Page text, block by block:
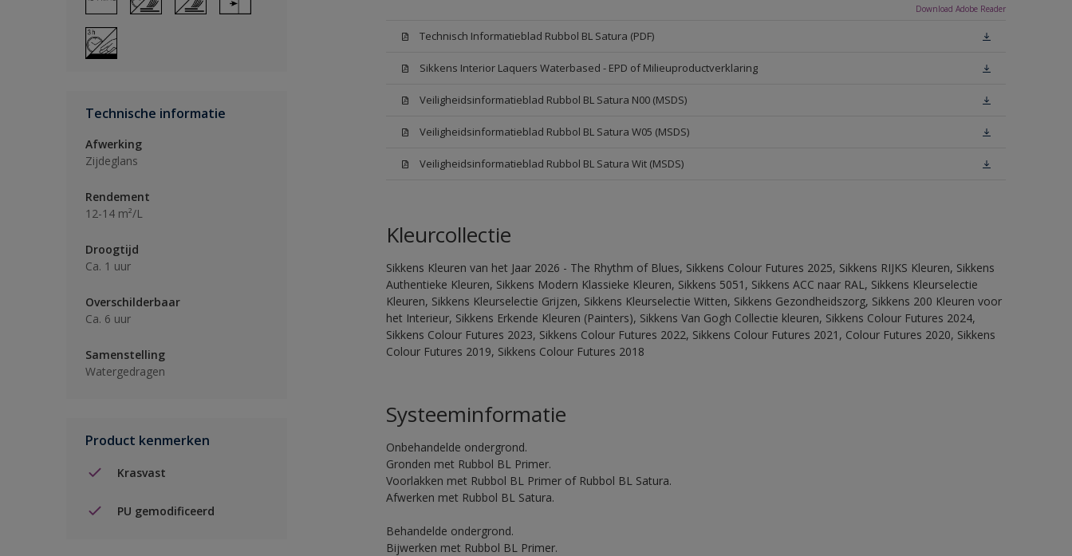
Technische informatie
Afwerking
Zijdeglans
Rendement
12-14 m²/L
Droogtijd
Ca. 1 uur
Overschilderbaar
Ca. 6 uur
Samenstelling
Watergedragen
Product kenmerken
Krasvast
PU gemodificeerd
Download Adobe Reader
Technisch Informatieblad Rubbol BL Satura (PDF)
Sikkens Interior Laquers Waterbased - EPD of Milieuproductverklaring
Veiligheidsinformatieblad Rubbol BL Satura N00 (MSDS)
Veiligheidsinformatieblad Rubbol BL Satura W05 (MSDS)
Veiligheidsinformatieblad Rubbol BL Satura Wit (MSDS)
Kleurcollectie
Sikkens Kleuren van het Jaar 2026 - The Rhythm of Blues, Sikkens Colour Futures 2025, Sikkens RIJKS Kleuren, Sikkens
Authentieke Kleuren, Sikkens Modern Klassieke Kleuren, Sikkens 5051, Sikkens ACC naar RAL, Sikkens Kleurselectie
Kleuren, Sikkens Kleurselectie Grijzen, Sikkens Kleurselectie Witten, Sikkens Gezondheidszorg, Sikkens 200 Kleuren voor
het Interieur, Sikkens Erkende Kleuren (Painters), Sikkens Van Gogh Collectie kleuren, Sikkens Colour Futures 2024,
Sikkens Colour Futures 2023, Sikkens Colour Futures 2022, Sikkens Colour Futures 2021, Colour Futures 2020, Sikkens
Colour Futures 2019, Sikkens Colour Futures 2018
Systeeminformatie
Onbehandelde ondergrond.
Gronden met Rubbol BL Primer.
Voorlakken met Rubbol BL Primer of Rubbol BL Satura.
Afwerken met Rubbol BL Satura.
Behandelde ondergrond.
Bijwerken met Rubbol BL Primer.